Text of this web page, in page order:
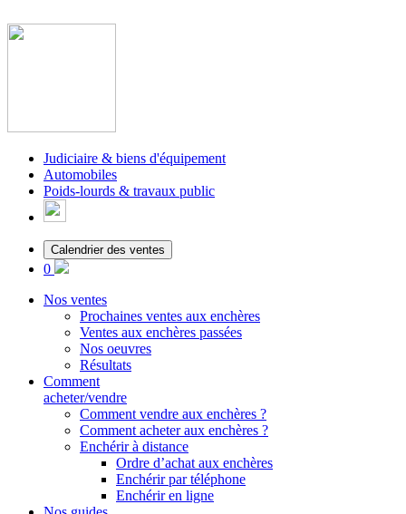
Judiciaire & biens d'équipement
Automobiles
Poids-lourds & travaux public
Calendrier des ventes
0
Nos ventes
Prochaines ventes aux enchères
Ventes aux enchères passées
Nos oeuvres
Résultats
Comment
acheter/vendre
Comment vendre aux enchères ?
Comment acheter aux enchères ?
Enchérir à distance
Ordre d’achat aux enchères
Enchérir par téléphone
Enchérir en ligne